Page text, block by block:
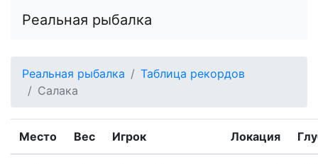
Реальная рыбалка
Реальная рыбалка
Таблица рекордов
Салака
Место Вес Игрок Локация